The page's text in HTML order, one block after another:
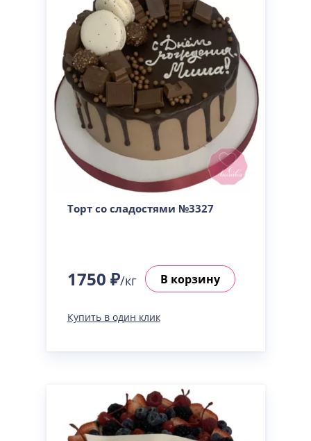
Торт со сладостями №3327
1750 ₽/кг В корзину
Купить в один клик